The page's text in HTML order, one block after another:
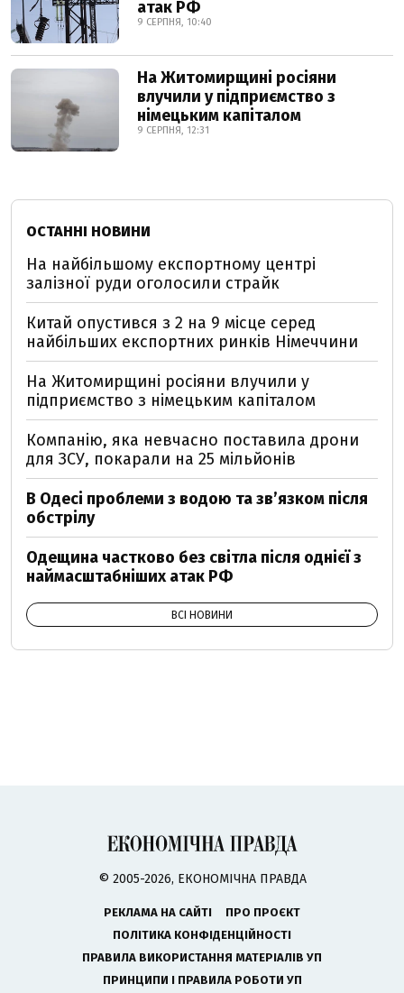
атак РФ
9 СЕРПНЯ, 10:40
На Житомирщині росіяни
влучили у підприємство з
німецьким капіталом
9 СЕРПНЯ, 12:31
ОСТАННІ НОВИНИ
На найбільшому експортному центрі
залізної руди оголосили страйк
Китай опустився з 2 на 9 місце серед
найбільших експортних ринків Німеччини
На Житомирщині росіяни влучили у
підприємство з німецьким капіталом
Компанію, яка невчасно поставила дрони
для ЗСУ, покарали на 25 мільйонів
В Одесі проблеми з водою та звʼязком після
обстрілу
Одещина частково без світла після однієї з
наймасштабніших атак РФ
ВСІ НОВИНИ
© 2005-2026, ЕКОНОМІЧНА ПРАВДА
РЕКЛАМА НА САЙТІ
ПРО ПРОЄКТ
ПОЛІТИКА КОНФІДЕНЦІЙНОСТІ
ПРАВИЛА ВИКОРИСТАННЯ МАТЕРІАЛІВ УП
ПРИНЦИПИ І ПРАВИЛА РОБОТИ УП